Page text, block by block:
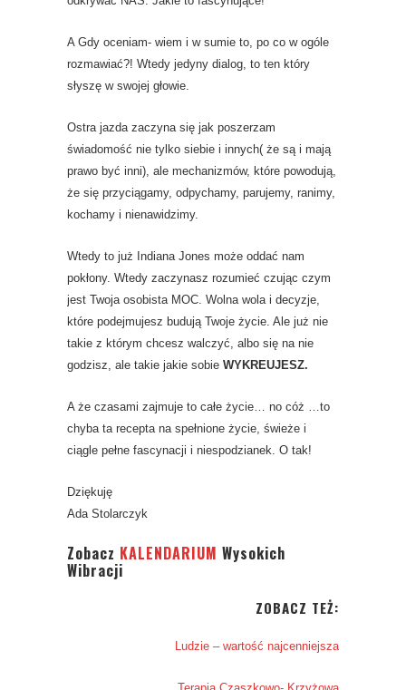
A Gdy oceniam- wiem i w sumie to, po co w ogóle
rozmawiać?! Wtedy jedyny dialog, to ten który
słyszę w swojej głowie.
Ostra jazda zaczyna się jak poszerzam
świadomość nie tylko siebie i innych( że są i mają
prawo być inni), ale mechanizmów, które powodują,
że się przyciągamy, odpychamy, parujemy, ranimy,
kochamy i nienawidzimy.
Wtedy to już Indiana Jones może oddać nam
pokłony. Wtedy zaczynasz rozumieć czując czym
jest Twoja osobista MOC. Wolna wola i decyzje,
które podejmujesz budują Twoje życie. Ale już nie
takie z którym chcesz walczyć, albo się na nie
godzisz, ale takie jakie sobie WYKREUJESZ.
A że czasami zajmuje to całe życie… no cóż …to
chyba ta recepta na spełnione życie, świeże i
ciągle pełne fascynacji i niespodzianek. O tak!
Dziękuję
Ada Stolarczyk
Zobacz KALENDARIUM Wysokich
Wibracji
ZOBACZ TEŻ:
Ludzie – wartość najcenniejsza